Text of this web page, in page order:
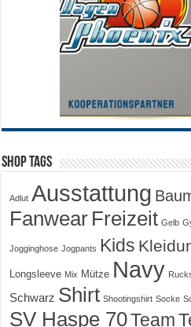
Shop Tags
Adlut Ausstattung
Fanwear Freizeit Gelb
Jogginghose Jogpants Kids
Longsleeve Mix Mütze Navy
Schwarz Shirt Shootingshirt Socke
SV Haspe 70Team